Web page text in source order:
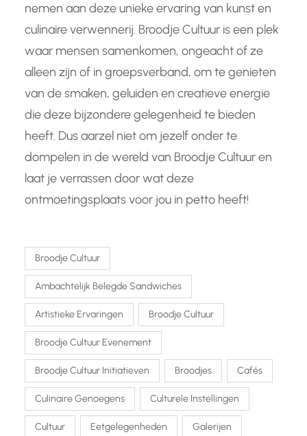
nemen aan deze unieke ervaring van kunst en
culinaire verwennerij. Broodje Cultuur is een plek
waar mensen samenkomen, ongeacht of ze
alleen zijn of in groepsverband, om te genieten
van de smaken, geluiden en creatieve energie
die deze bijzondere gelegenheid te bieden
heeft. Dus aarzel niet om jezelf onder te
dompelen in de wereld van Broodje Cultuur en
laat je verrassen door wat deze
ontmoetingsplaats voor jou in petto heeft!
Broodje Cultuur
Ambachtelijk Belegde Sandwiches
Artistieke Ervaringen Broodje Cultuur
Broodje Cultuur Evenement
Broodje Cultuur Initiatieven Broodjes Cafés
Culinaire Genoegens Culturele Instellingen
Cultuur Eetgelegenheden Galerijen